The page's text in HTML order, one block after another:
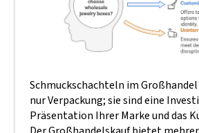
Schmuckschachteln im
nur Verpackung; sie sind eine
Präsentation Ihrer Marke und das